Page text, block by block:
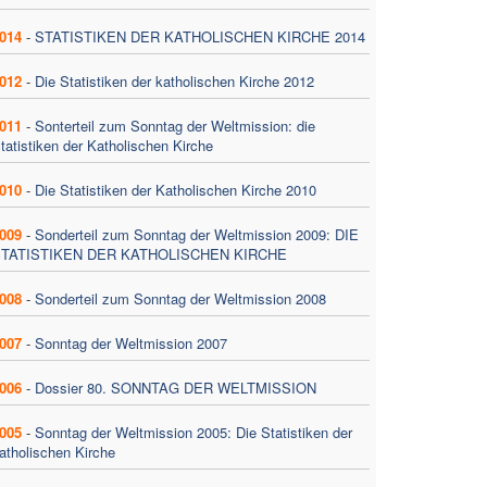
- STATISTIKEN DER KATHOLISCHEN KIRCHE 2014
- Die Statistiken der katholischen Kirche 2012
- Sonterteil zum Sonntag der Weltmission: die
der Katholischen Kirche
- Die Statistiken der Katholischen Kirche 2010
- Sonderteil zum Sonntag der Weltmission 2009: DIE
DER KATHOLISCHEN KIRCHE
- Sonderteil zum Sonntag der Weltmission 2008
- Sonntag der Weltmission 2007
- Dossier 80. SONNTAG DER WELTMISSION
- Sonntag der Weltmission 2005: Die Statistiken der
Kirche